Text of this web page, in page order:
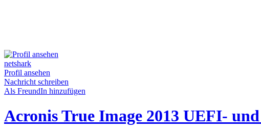
netshark
Profil ansehen
Nachricht schreiben
Als FreundIn hinzufügen
Acronis True Image 2013 UEFI-